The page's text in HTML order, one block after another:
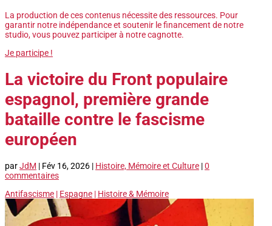
La production de ces contenus nécessite des ressources. Pour
garantir notre indépendance et soutenir le financement de notre
studio, vous pouvez participer à notre cagnotte.
Je participe !
La victoire du Front populaire
espagnol, première grande
bataille contre le fascisme
européen
parJdM | Fév 16, 2026 | Histoire, Mémoire et Culture |0
commentaires
Antifascisme | Espagne | Histoire & Mémoire